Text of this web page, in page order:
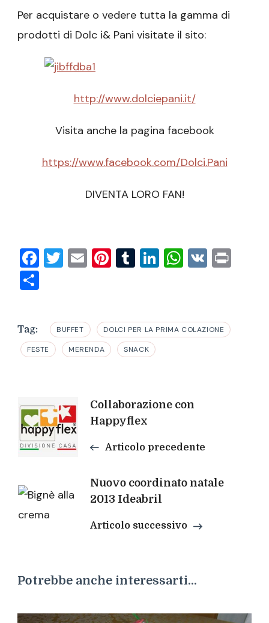
Per acquistare o vedere tutta la gamma di
prodotti di Dolc i& Pani visitate il sito:
http://www.dolciepani.it/
Visita anche la pagina facebook
https://www.facebook.com/Dolci.Pani
DIVENTA LORO FAN!
Facebook
Twitter
EmailPinterest
Tumblr
LinkedIn
VK
Tag: BUFFET DOLCI PER LA PRIMA COLAZIONE
FESTE MERENDA SNACK
Navigazione
articoli
Collaborazione con
Happyflex
Articolo precedente
Nuovo coordinato natale
2013 Ideabril
Articolo successivo
Potrebbe anche interessarti...